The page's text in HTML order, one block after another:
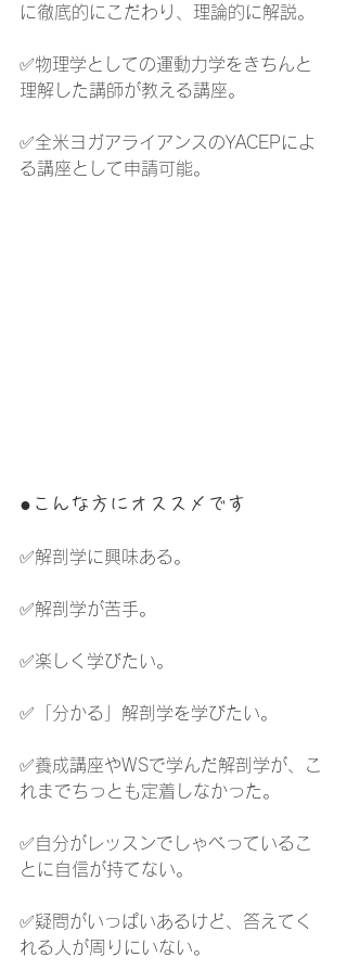
に徹底的にこだわり、理論的に解説。
✅物理学としての運動力学をきちんと
理解した講師が教える講座。
✅全米ヨガアライアンスのYACEPによ
る講座として申請可能。
●こんな方にオススメです
✅解剖学に興味ある。
✅解剖学が苦手。
✅楽しく学びたい。
✅「分かる」解剖学を学びたい。
✅養成講座やWSで学んだ解剖学が、こ
れまでちっとも定着しなかった。
✅自分がレッスンでしゃべっているこ
とに自信が持てない。
✅疑問がいっぱいあるけど、答えてく
れる人が周りにいない。